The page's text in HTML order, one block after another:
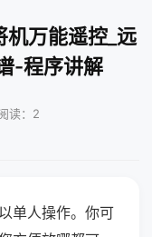
万能遥控_远
-程序讲解
读：2
单人操作。你可